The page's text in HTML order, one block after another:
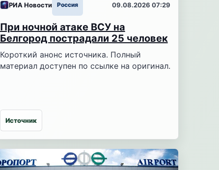
РИА Новости Россия 09.08.2026 07:29
При ночной атаке ВСУ на
Белгород пострадали 25 человек
Короткий анонс источника. Полный
материал доступен по ссылке на оригинал.
Источник